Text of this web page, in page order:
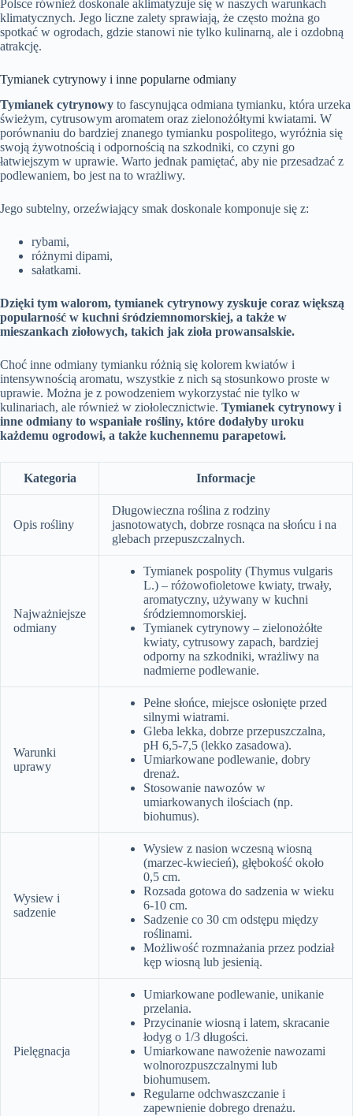
Polsce również doskonale aklimatyzuje się w naszych warunkach
klimatycznych. Jego liczne zalety sprawiają, że często można go
spotkać w ogrodach, gdzie stanowi nie tylko kulinarną, ale i ozdobną
atrakcję.
Tymianek cytrynowy i inne popularne odmiany
Tymianek cytrynowy to fascynująca odmiana tymianku, która urzeka
świeżym, cytrusowym aromatem oraz zielonożółtymi kwiatami. W
porównaniu do bardziej znanego tymianku pospolitego, wyróżnia się
swoją żywotnością i odpornością na szkodniki, co czyni go
łatwiejszym w uprawie. Warto jednak pamiętać, aby nie przesadzać z
podlewaniem, bo jest na to wrażliwy.
Jego subtelny, orzeźwiający smak doskonale komponuje się z:
rybami,
różnymi dipami,
sałatkami.
Dzięki tym walorom, tymianek cytrynowy zyskuje coraz większą
popularność w kuchni śródziemnomorskiej, a także w
mieszankach ziołowych, takich jak zioła prowansalskie.
Choć inne odmiany tymianku różnią się kolorem kwiatów i
intensywnością aromatu, wszystkie z nich są stosunkowo proste w
uprawie. Można je z powodzeniem wykorzystać nie tylko w
kulinariach, ale również w ziołolecznictwie. Tymianek cytrynowy i
inne odmiany to wspaniałe rośliny, które dodałyby uroku
każdemu ogrodowi, a także kuchennemu parapetowi.
Kategoria Informacje
Opis rośliny
Długowieczna roślina z rodziny
jasnotowatych, dobrze rosnąca na słońcu i na
glebach przepuszczalnych.
Najważniejsze
odmiany
Tymianek pospolity (Thymus vulgaris
L.) – różowofioletowe kwiaty, trwały,
aromatyczny, używany w kuchni
śródziemnomorskiej.
Tymianek cytrynowy – zielonożółte
kwiaty, cytrusowy zapach, bardziej
odporny na szkodniki, wrażliwy na
nadmierne podlewanie.
Warunki
uprawy
Pełne słońce, miejsce osłonięte przed
silnymi wiatrami.
Gleba lekka, dobrze przepuszczalna,
pH 6,5-7,5 (lekko zasadowa).
Umiarkowane podlewanie, dobry
drenaż.
Stosowanie nawozów w
umiarkowanych ilościach (np.
biohumus).
Wysiew i
sadzenie
Wysiew z nasion wczesną wiosną
(marzec-kwiecień), głębokość około
0,5 cm.
Rozsada gotowa do sadzenia w wieku
6-10 cm.
Sadzenie co 30 cm odstępu między
roślinami.
Możliwość rozmnażania przez podział
kęp wiosną lub jesienią.
Pielęgnacja
Umiarkowane podlewanie, unikanie
przelania.
Przycinanie wiosną i latem, skracanie
łodyg o 1/3 długości.
Umiarkowane nawożenie nawozami
wolnorozpuszczalnymi lub
biohumusem.
Regularne odchwaszczanie i
zapewnienie dobrego drenażu.